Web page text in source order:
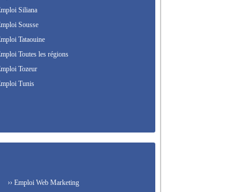
Siliana
Sousse
Tataouine
Toutes les régions
Tozeur
Tunis
›› Emploi Web Marketing